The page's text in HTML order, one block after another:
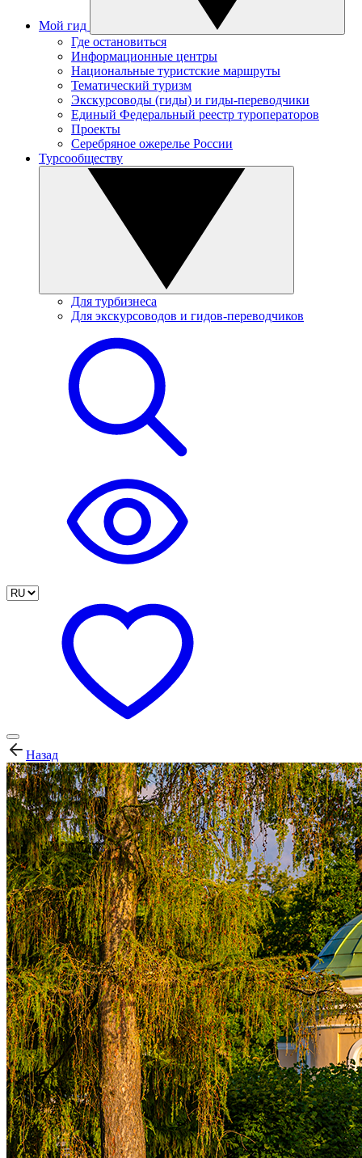
Мой гид
Где остановиться
Информационные центры
Национальные туристские маршруты
Тематический туризм
Экскурсоводы (гиды) и гиды-переводчики
Единый Федеральный реестр туроператоров
Проекты
Серебряное ожерелье России
Турсообществу
Для турбизнеса
Для экскурсоводов и гидов-переводчиков
Назад